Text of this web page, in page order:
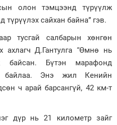
олон тэмцээнд түрүүлж
сайхан байна” гэв.
тусгай салбарын хөнгөн
ахлагч Д.Гантулга “Өмнө нь
байсан. Бүтэн марафонд
байлаа. Энэ жил Кенийн
ч арай барсангүй, 42 км-т
дүр нь 21 километр зайг